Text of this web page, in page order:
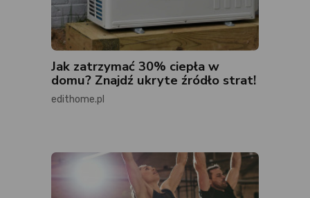
Jak zatrzymać 30% ciepła w
domu? Znajdź ukryte źródło strat!
edithome.pl